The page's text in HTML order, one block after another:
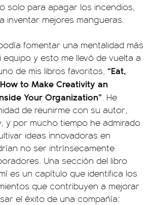
solo para apagar los incendios,
inventar mejores mangueras.
fomentar una mentalidad más
equipo y esto me llevó de vuelta a
de mis libros favoritos, “Eat,
to Make Creativity an
Your Organization”. He
de reunirme con su autor,
y por mucho tiempo he admirado
ideas innovadoras en
no ser intrínsecamente
Una sección del libro
es un capítulo que identifica los
que contribuyen a mejorar
el éxito de una compañía: